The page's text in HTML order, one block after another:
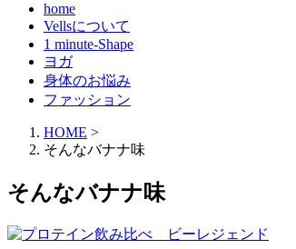
home
Vellsについて
1 minute-Shape
ヨガ
身体のお悩み
ファッション
HOME >
そんなバナナ味
そんなバナナ味